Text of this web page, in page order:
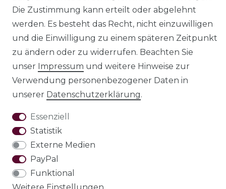
Impressum Daten­schutz­erklärung
AGB Barrierefreiheitserklärung
VERTRAG WIDERRUFEN
Die Zustimmung kann erteilt oder abgelehnt
werden. Es besteht das Recht, nicht einzuwilligen
und die Einwilligung zu einem späteren Zeitpunkt
zu ändern oder zu widerrufen. Beachten Sie
unser Impressum und weitere Hinweise zur
Verwendung personenbezogener Daten in
unserer Daten­schutz­erklärung.
Essenziell
Statistik
Externe Medien
PayPal
Funktional